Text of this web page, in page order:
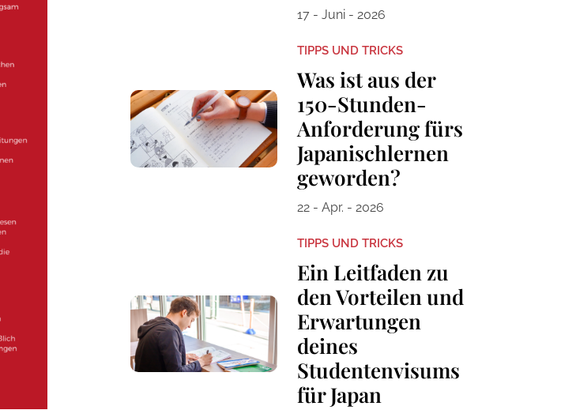
17 - Juni - 2026
TIPPS UND TRICKS
Was ist aus der
150-Stunden-
Anforderung fürs
Japanischlernen
geworden?
22 - Apr. - 2026
TIPPS UND TRICKS
Ein Leitfaden zu
den Vorteilen und
Erwartungen
deines
Studentenvisums
für Japan